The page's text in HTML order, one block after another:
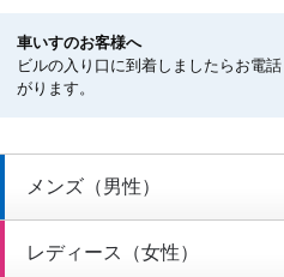
車いすのお客様へ
ビルの入り口に到着しましたらお電
がります。
メンズ（男性）
レディース（女性）